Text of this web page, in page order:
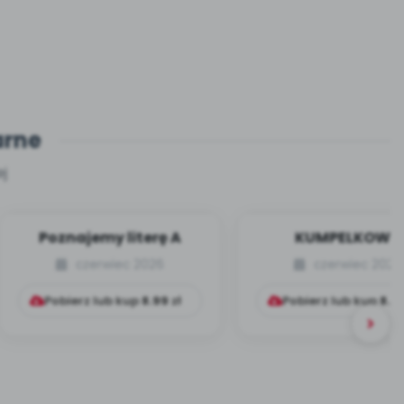
Poznajemy literę A
Pobierz lub kup8.99zł
KUMPELKOWO
Pobierz lub kup